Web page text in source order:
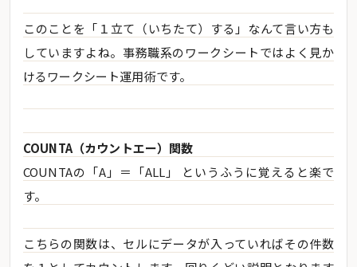
このことを「１立て（いちたて）する」なんて言い方も
していますよね。事務職系のワークシートではよく見か
けるワークシート運用術です。
COUNTA（カウントエー）関数
COUNTAの「A」＝「ALL」 というふうに覚えると楽で
す。
こちらの関数は、セルにデータが入っていればその件数